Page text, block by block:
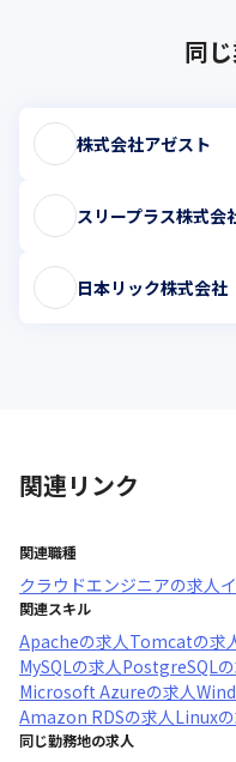
同
株式会社アゼスト
スリープラス株式会
日本リック株式会社
関連リンク
関連職種
クラウドエンジニアの求人
関連スキル
Apacheの求人Tomcatの求
MySQLの求人PostgreSQL
Microsoft Azureの求人
Amazon RDSの求人Linux
同じ勤務地の求人